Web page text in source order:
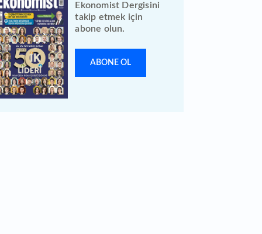
Ekonomist Dergisini
takip etmek için
abone olun.
ABONE OL